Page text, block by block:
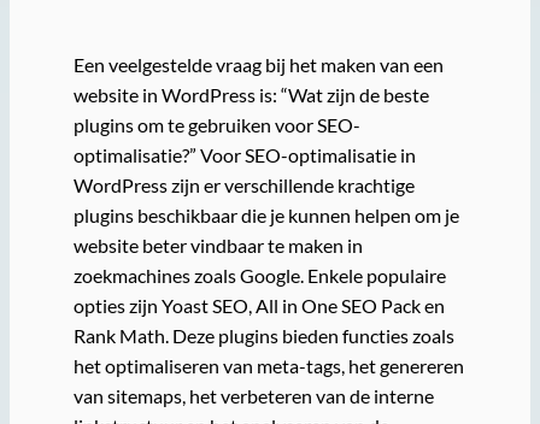
Een veelgestelde vraag bij het maken van een
website in WordPress is: “Wat zijn de beste
plugins om te gebruiken voor SEO-
optimalisatie?” Voor SEO-optimalisatie in
WordPress zijn er verschillende krachtige
plugins beschikbaar die je kunnen helpen om je
website beter vindbaar te maken in
zoekmachines zoals Google. Enkele populaire
opties zijn Yoast SEO, All in One SEO Pack en
Rank Math. Deze plugins bieden functies zoals
het optimaliseren van meta-tags, het genereren
van sitemaps, het verbeteren van de interne